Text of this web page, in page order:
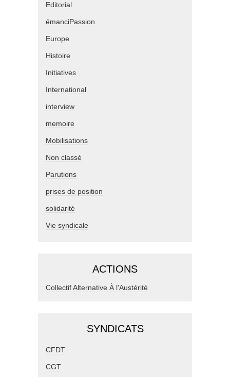
Editorial
émanciPassion
Europe
Histoire
Initiatives
International
interview
memoire
Mobilisations
Non classé
Parutions
prises de position
solidarité
Vie syndicale
ACTIONS
Collectif Alternative À l'Austérité
SYNDICATS
CFDT
CGT